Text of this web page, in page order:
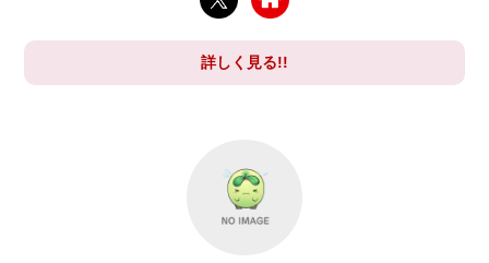
詳しく見る!!